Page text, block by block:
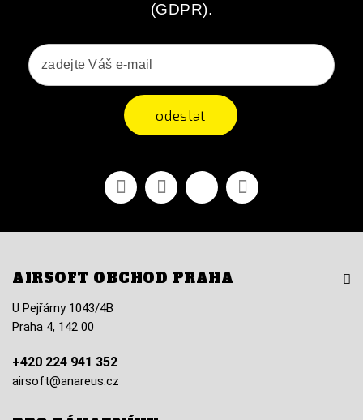
(GDPR).
odeslat
FacebookYouTubeVimeo Instagram
AIRSOFT OBCHOD PRAHA
U Pejřárny 1043/4B
Praha 4, 142 00
+420 224 941 352
airsoft@anareus.cz